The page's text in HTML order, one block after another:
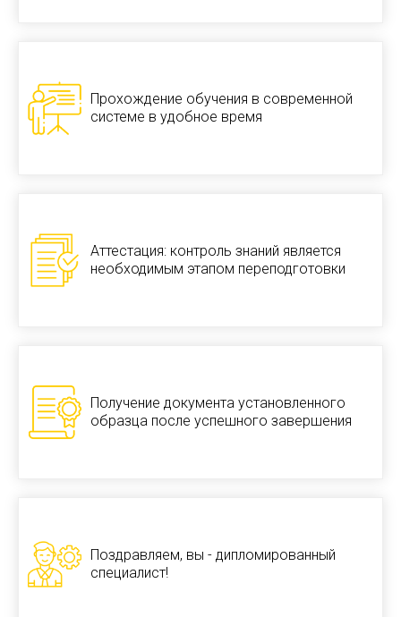
Прохождение обучения в современной
системе в удобное время
Аттестация: контроль знаний является
необходимым этапом переподготовки
Получение документа установленного
образца после успешного завершения
Поздравляем, вы - дипломированный
специалист!